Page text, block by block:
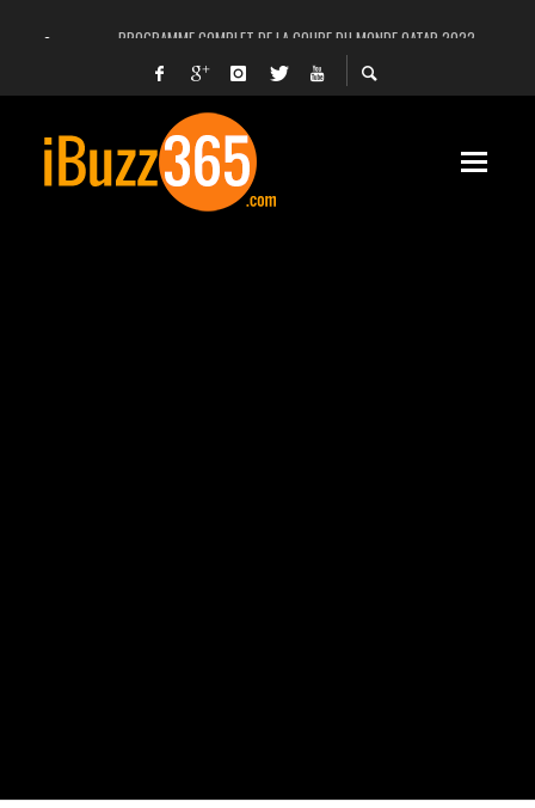
PROGRAMME COMPLET DE LA COUPE DU MONDE QATAR 2022
FACEBOOK, INSTAGRAM ET WHATSAPP HORS SERVICE! EST-CE UNE CYBER-
UNE VIDÉO 4K MONTRE LA PLANÈTE MARS EN ULTRA-HAUTE DÉFINITION
LANCEMENT DU PREMIER VOL HABITÉ DE SPACEX
DÉCÈS DE L’EX-PRÉSIDENT ZINE EL ABIDINE BEN ALI, SERA-T-IL ENTERRÉ EN